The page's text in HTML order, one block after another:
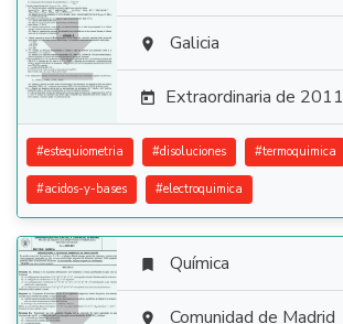
  Galicia
 Extraordinaria de 2011
#estequiometria #disoluciones #termoquimica
#acidos-y-bases #electroquimica
 Química
 Comunidad de Madrid